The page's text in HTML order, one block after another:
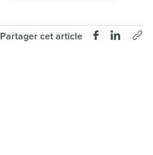
Partager cet article